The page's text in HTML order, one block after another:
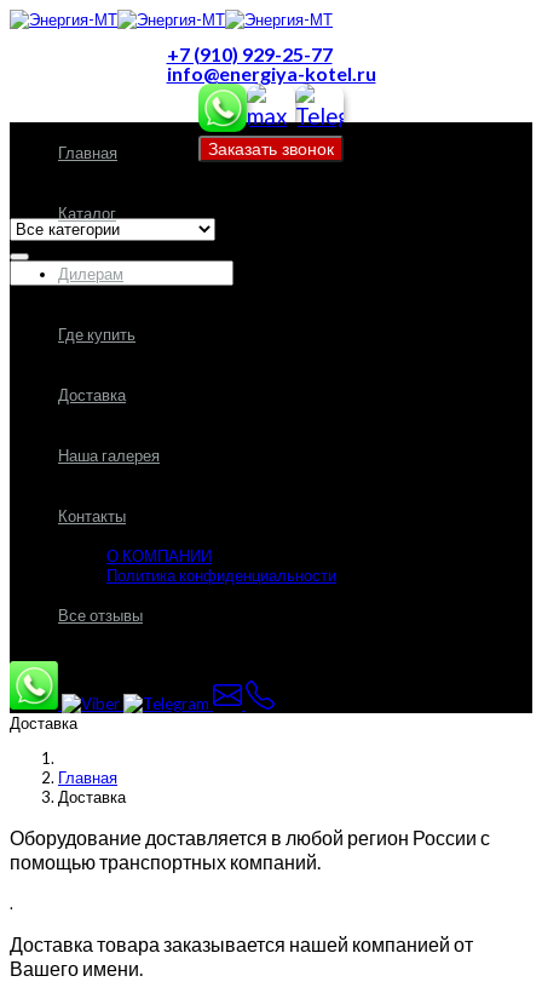
+7 (910) 929-25-77
info@energiya-kotel.ru
Главная
Каталог
Дилерам
Где купить
Доставка
Наша галерея
Контакты
О КОМПАНИИ
Политика конфиденциальности
Все отзывы
Доставка
Главная
Доставка
Оборудование доставляется в любой регион России с
помощью транспортных компаний.
.
Доставка товара заказывается нашей компанией от
Вашего имени.